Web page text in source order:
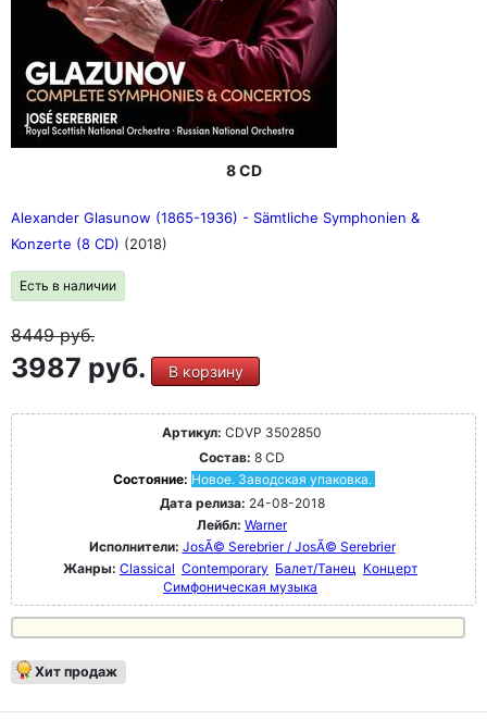
8 CD
Alexander Glasunow (1865-1936) - Sämtliche Symphonien &
Konzerte (8 CD) (2018)
Есть в наличии
8449руб.
3987 руб. В корзину
Артикул: CDVP 3502850
Состав: 8 CD
Состояние: Новое. Заводская упаковка.
Дата релиза: 24-08-2018
Лейбл: Warner
Исполнители: JosÃ© Serebrier / JosÃ© Serebrier
Жанры: Classical Contemporary Балет/Танец Концерт
Симфоническая музыка
Хит продаж